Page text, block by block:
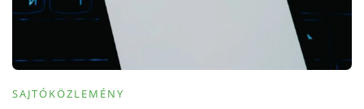
SAJTÓKÖZLEMÉNY